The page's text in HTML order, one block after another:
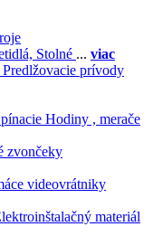
Stolné ... viac
Predlžovacie prívody
Hodiny , merače
zvončeky
videovrátniky
materiál